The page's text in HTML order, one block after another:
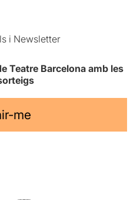
i Newsletter
Teatre Barcelona amb les
me